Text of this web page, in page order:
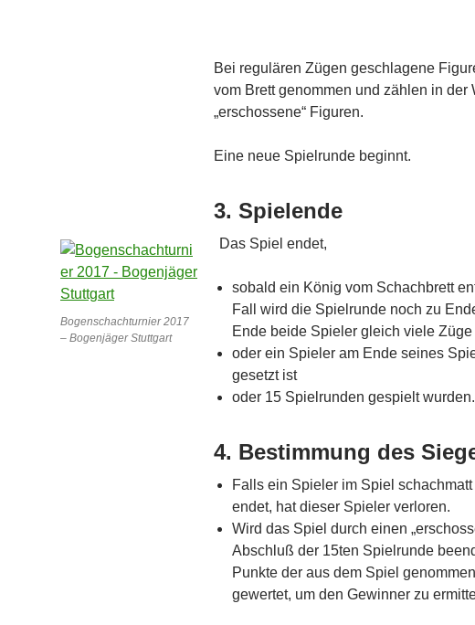
Bei regulären Zügen geschlagene
vom Brett genommen und zählen in der
„erschossene“ Figuren.
Eine neue Spielrunde beginnt.
3. Spielende
Bogenschachturnier 2017
– Bogenjäger Stuttgart
Das Spiel endet,
sobald ein König vom Schachbrett
Fall wird die Spielrunde noch zu
Ende beide Spieler gleich viele
oder ein Spieler am Ende seines
gesetzt ist
oder 15 Spielrunden gespielt wurden.
4. Bestimmung des
Falls ein Spieler im Spiel
endet, hat dieser Spieler verloren.
Wird das Spiel durch einen
Abschluß der 15ten Spielrunde
Punkte der aus dem Spiel
gewertet, um den Gewinner zu